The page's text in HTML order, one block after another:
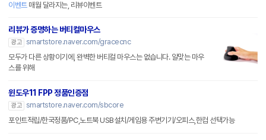
이벤트매월 달라지는, 리뷰이벤트
리뷰가 증명하는 버티컬마우스
광고 smartstore.naver.com/gracecnc
모두가 다른 상황이기에, 완벽한 버티컬 마우스는 없습니다. 알맞는 마우
스를 위해
윈도우11 FPP 정품인증점
광고 smartstore.naver.com/sbcore
포인트적립/한국정품/PC,노트북 USB설치/게임용 주변기기/오피스,한컴 선택가능